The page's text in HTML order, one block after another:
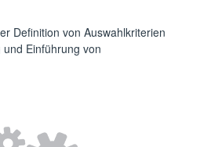
Definition von Auswahlkriterien
Einführung von